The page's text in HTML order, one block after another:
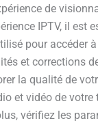
de
IPTV, il est
pour accéder
et corrections
la qualité de
et vidéo de
vérifiez les